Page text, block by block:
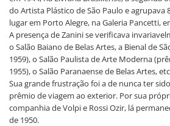
do Artista Plástico de São Paulo e agrupava
lugar em Porto Alegre, na Galeria Pancetti,
A presença de Zanini se verificava
o Salão Baiano de Belas Artes, a Bienal de
1959), o Salão Paulista de Arte Moderna
1955), o Salão Paranaense de Belas Artes,
Sua grande frustração foi a de nunca ter
prêmio de viagem ao exterior. Por sua
companhia de Volpi e Rossi Ozir, lá
de 1950.